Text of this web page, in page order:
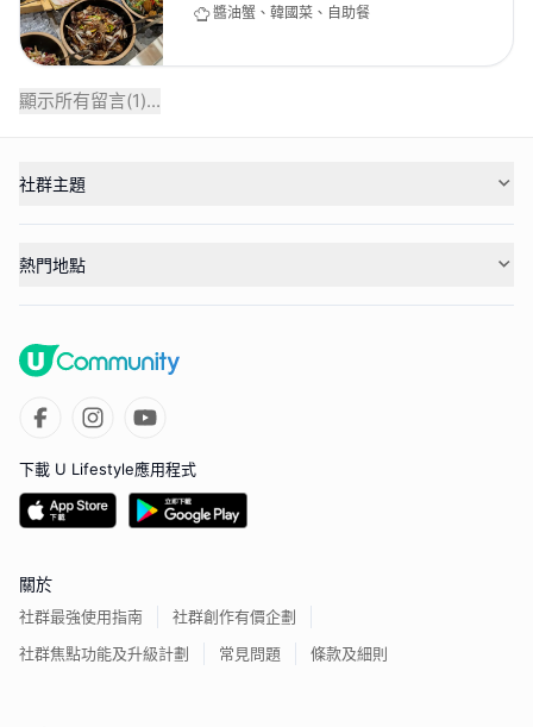
醬油蟹、韓國菜、自助餐
顯示所有留言(1)...
社群主題
熱門地點
下載 U Lifestyle應用程式
關於
社群最強使用指南
社群創作有價企劃
社群焦點功能及升級計劃
常見問題 條款及細則